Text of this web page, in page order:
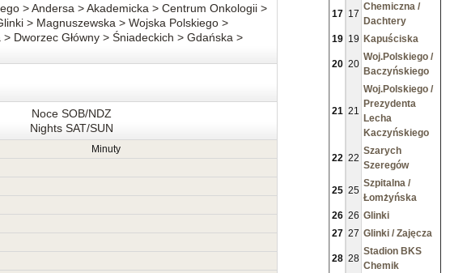
> Andersa > Akademicka > Centrum Onkologii >
> Magnuszewska > Wojska Polskiego >
Dworzec Główny > Śniadeckich > Gdańska >
Noce SOB/NDZ
Nights SAT/SUN
Minuty
17 17
Chemiczna /
Dachtery
19 19 Kapuściska
20 20
Woj.Polskiego /
Baczyńskiego
21 21
Woj.Polskiego /
Prezydenta
Lecha
Kaczyńskiego
22 22
Szarych
Szeregów
25 25
Szpitalna /
Łomżyńska
26 26 Glinki
27 27 Glinki / Zajęcza
28 28
Stadion BKS
Chemik